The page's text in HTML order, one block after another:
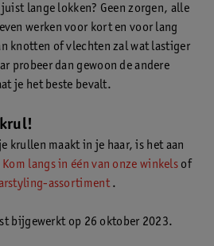
lange lokken? Geen zorgen, alle
werken voor kort en voor lang
knotten of vlechten zal wat lastiger
probeer dan gewoon de andere
je het beste bevalt.
krullen maakt in je haar, is het aan
Kom langs in één van onze winkels of
assortiment.
bijgewerkt op 26 oktober 2023.